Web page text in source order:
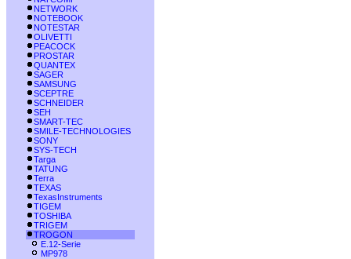
NETWORK
NOTEBOOK
NOTESTAR
OLIVETTI
PEACOCK
PROSTAR
QUANTEX
SAGER
SAMSUNG
SCEPTRE
SCHNEIDER
SEH
SMART-TEC
SMILE-TECHNOLOGIES
SONY
SYS-TECH
Targa
TATUNG
Terra
TEXAS
TexasInstruments
TIGEM
TOSHIBA
TRIGEM
TROGON
E.12-Serie
MP978